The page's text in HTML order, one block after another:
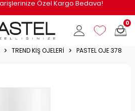
Özel Kargo Bedava!
0
TREND KIŞ OJELERI PASTEL OJE 378